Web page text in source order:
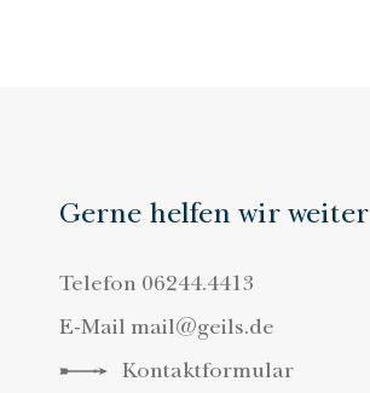
Gerne helfen wir weiter
Telefon 06244.4413
E-Mail mail@geils.de
Kontaktformular